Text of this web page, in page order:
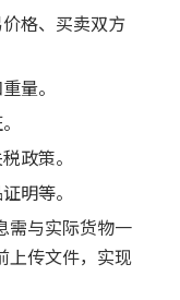
格、买卖双方
量。
政策。
明等。
需与实际货物一
上传文件，实现